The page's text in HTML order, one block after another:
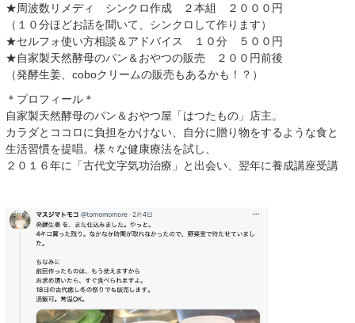
★周波数リメディ シンクロ作成 ２本組 ２０００円
（１０分ほどお話を聞いて、シンクロして作ります）
★セルフォ使い方相談＆アドバイス １０分 ５００円
★自家製天然酵母のパン＆おやつの販売 ２００円前後
（発酵生姜、coboクリームの販売もあるかも！？）
＊プロフィール＊
自家製天然酵母のパン＆おやつ屋「はつたもの」店主。
カラダとココロに負担をかけない、自分に贈り物をするような食と
生活習慣を提唱。様々な健康療法を試し、
２０１６年に「古代文字気功治療」と出会い、翌年に養成講座受講